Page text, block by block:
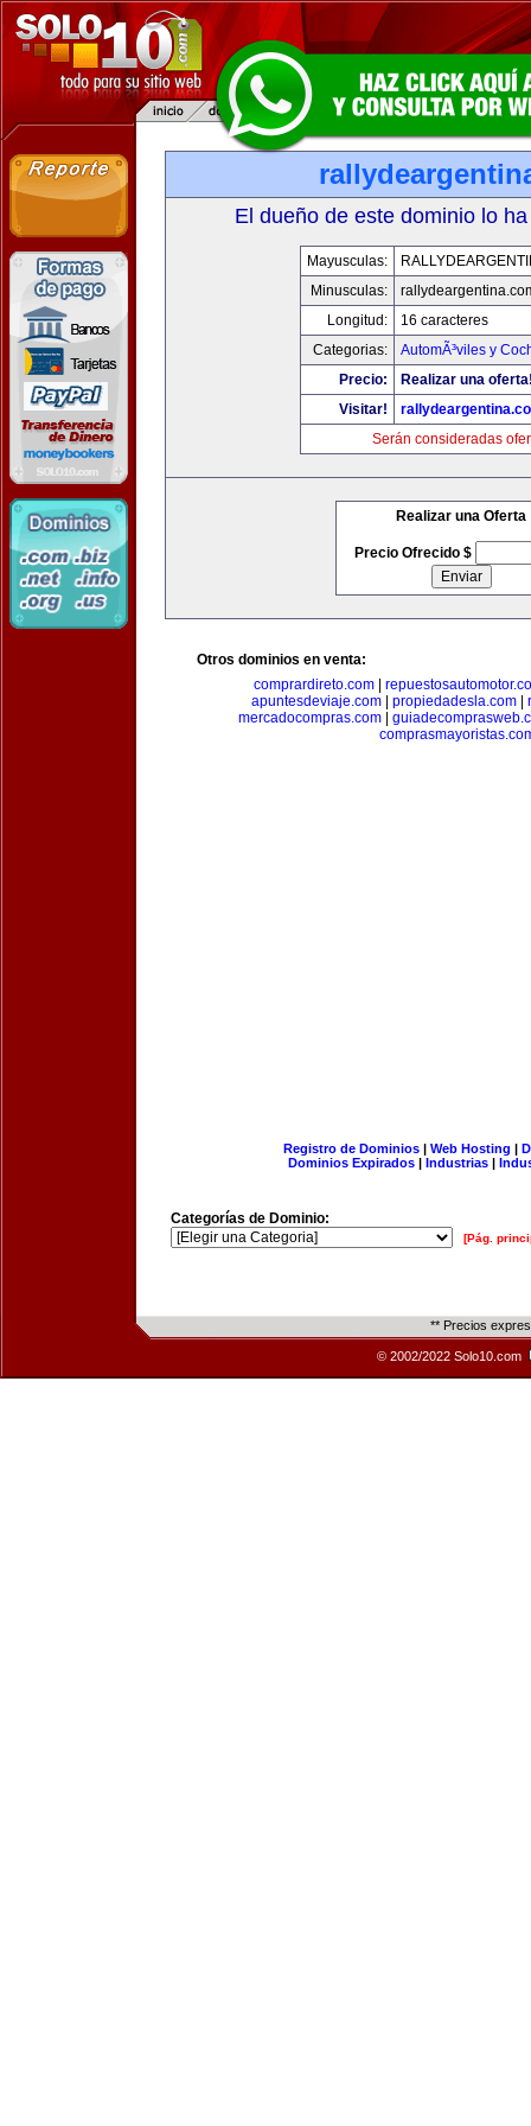
El dueño de este dominio lo
Mayusculas:
Minusculas:
Longitud:
16 caracteres
Categorias:
AutomÃ³viles y
Precio:
Realizar una
Visitar!
Serán consideradas
Realizar una Oferta
Precio Ofrecido $
Otros dominios en venta:
comprardireto.com
apuntesdeviaje.com
propiedadesla.com
mercadocompras.com|
Registro de Dominios| Web Hosting |
Dominios Expirados | Industrias |
Categorías de Dominio:
[Pág.
** Precios
© 2002/2022 Solo10.com